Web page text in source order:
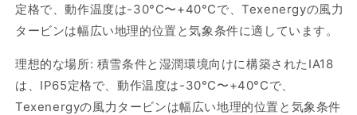
定格で、動作温度は-30°C〜+40°Cで、Texenergyの風力
タービンは幅広い地理的位置と気象条件に適しています。
理想的な場所: 積雪条件と湿潤環境向けに構築されたIA18
は、IP65定格で、動作温度は-30°C〜+40°Cで、
Texenergyの風力タービンは幅広い地理的位置と気象条件